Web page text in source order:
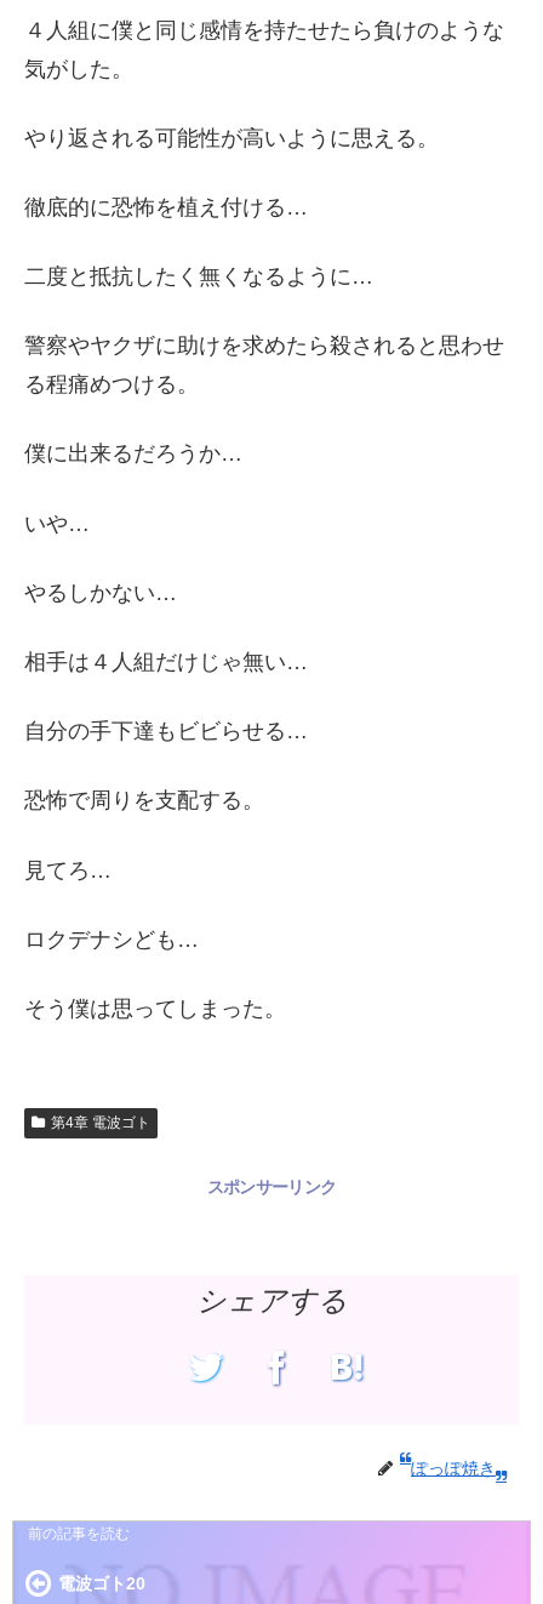
４人組に僕と同じ感情を持たせたら負けのような
気がした。
やり返される可能性が高いように思える。
徹底的に恐怖を植え付ける…
二度と抵抗したく無くなるように…
警察やヤクザに助けを求めたら殺されると思わせ
る程痛めつける。
僕に出来るだろうか…
いや…
やるしかない…
相手は４人組だけじゃ無い…
自分の手下達もビビらせる…
恐怖で周りを支配する。
見てろ…
ロクデナシども…
そう僕は思ってしまった。
第4章 電波ゴト
スポンサーリンク
シェアする
ぽっぽ焼き
電波ゴト20